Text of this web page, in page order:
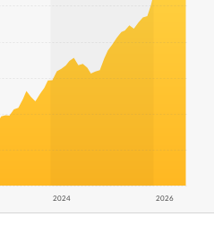
2024 2026